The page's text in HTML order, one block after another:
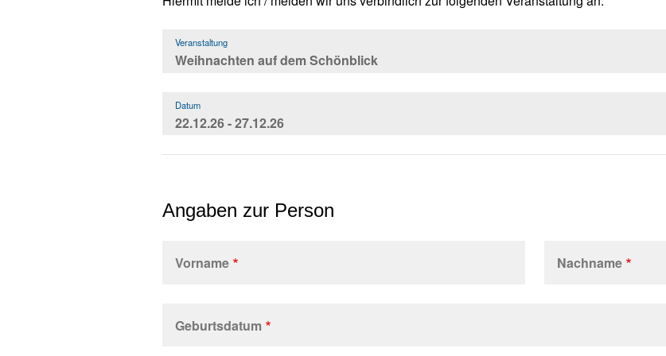
Veranstaltung
Datum
Angaben zur Person
Name,
Vorname Nachname
Geburtsdatum